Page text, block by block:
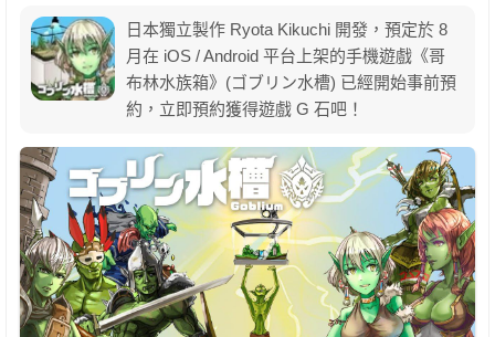
日本獨立製作 Ryota Kikuchi 開發，預定於 8
月在 iOS / Android 平台上架的手機遊戲《哥
布林水族箱》(ゴブリン水槽) 已經開始事前預
約，立即預約獲得遊戲 G 石吧！